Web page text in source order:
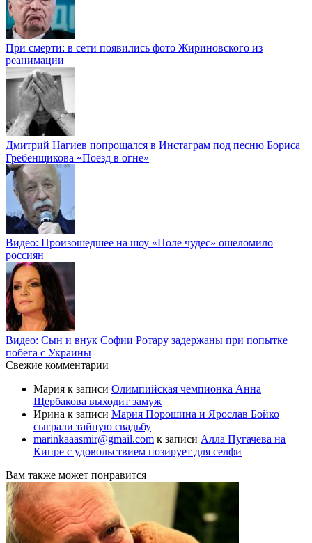
При смерти: в сети появились фото Жириновского из
реанимации
Дмитрий Нагиев попрощался в Инстаграм под песню Бориса
Гребенщикова «Поезд в огне»
Видео: Произошедшее на шоу «Поле чудес» ошеломило
россиян
Видео: Сын и внук Софии Ротару задержаны при попытке
побега с Украины
Свежие комментарии
Мария к записи Олимпийская чемпионка Анна
Щербакова выходит замуж
Ирина к записи Мария Порошина и Ярослав Бойко
сыграли тайную свадьбу
marinkaaasmir@gmail.com к записи Алла Пугачева на
Кипре с удовольствием позирует для селфи
Вам также может понравится